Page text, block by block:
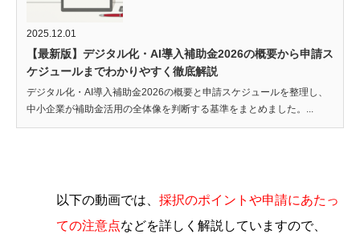
2025.12.01
【最新版】デジタル化・AI導入補助金2026の概要から申請ス
ケジュールまでわかりやすく徹底解説
デジタル化・AI導入補助金2026の概要と申請スケジュールを整理し、
中小企業が補助金活用の全体像を判断する基準をまとめました。...
以下の動画では、 採択のポイントや申請にあたっ
ての注意点などを詳しく解説していますので、